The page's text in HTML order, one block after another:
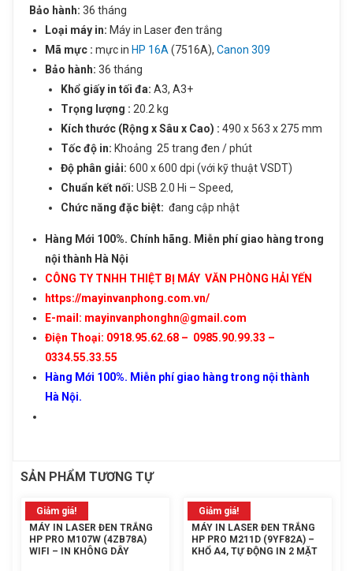
Bảo hành: 36 tháng
Loại máy in: Máy in Laser đen trắng
Mã mực : mực in HP 16A (7516A), Canon 309
Bảo hành: 36 tháng
Khổ giấy in tối đa: A3, A3+
Trọng lượng : 20.2 kg
Kích thước (Rộng x Sâu x Cao) : 490 x 563 x 275 mm
Tốc độ in: Khoảng 25 trang đen / phút
Độ phân giải: 600 x 600 dpi (với kỹ thuật VSDT)
Chuẩn kết nối: USB 2.0 Hi – Speed,
Chức năng đặc biệt: đang cập nhật
Hàng Mới 100%. Chính hãng. Miễn phí giao hàng trong
nội thành Hà Nội
CÔNG TY TNHH THIỆT BỊ MÁY VĂN PHÒNG HẢI YẾN
https://mayinvanphong.com.vn/
E-mail: mayinvanphonghn@gmail.com
Điện Thoại: 0918.95.62.68 – 0985.90.99.33 –
0334.55.33.55
Hàng Mới 100%. Miễn phí giao hàng trong nội thành
Hà Nội.
SẢN PHẨM TƯƠNG TỰ
Giảm giá!
MÁY IN LASER ĐEN TRẮNG
HP PRO M107W (4ZB78A)
WIFI – IN KHÔNG DÂY
Giảm giá!
MÁY IN LASER ĐEN TRẮNG
HP PRO M211D (9YF82A) –
KHỔ A4, TỰ ĐỘNG IN 2 MẶT
ĐĂNG KÝ TƯ VẤN
Họ và tên
Số điện thoại
Nhu cầu cần tư vấn
Gửi thông tin
Sản phẩm vừa được thêm vào giỏ
hàng
Máy in HP đen trắng Laser Jet 5200L –
Khổ A3
Giá: 19,890,000 đ
sản phẩm
Tiếp tục mua hàng
Đi đến giỏ hàng